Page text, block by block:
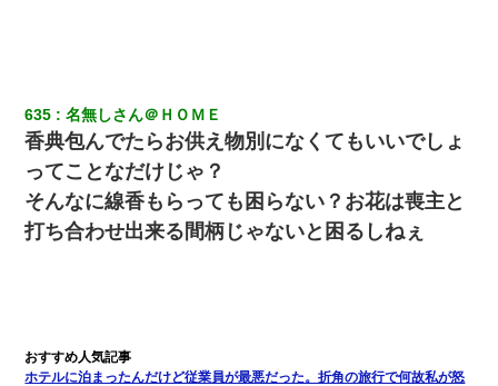
635 名無しさん＠ＨＯＭＥ
香典包んでたらお供え物別になくてもいいでしょ
ってことなだけじゃ？
そんなに線香もらっても困らない？お花は喪主と
打ち合わせ出来る間柄じゃないと困るしねぇ
ホテルに泊まったんだけど従業員が最悪だった。折角の旅行で何故私が怒